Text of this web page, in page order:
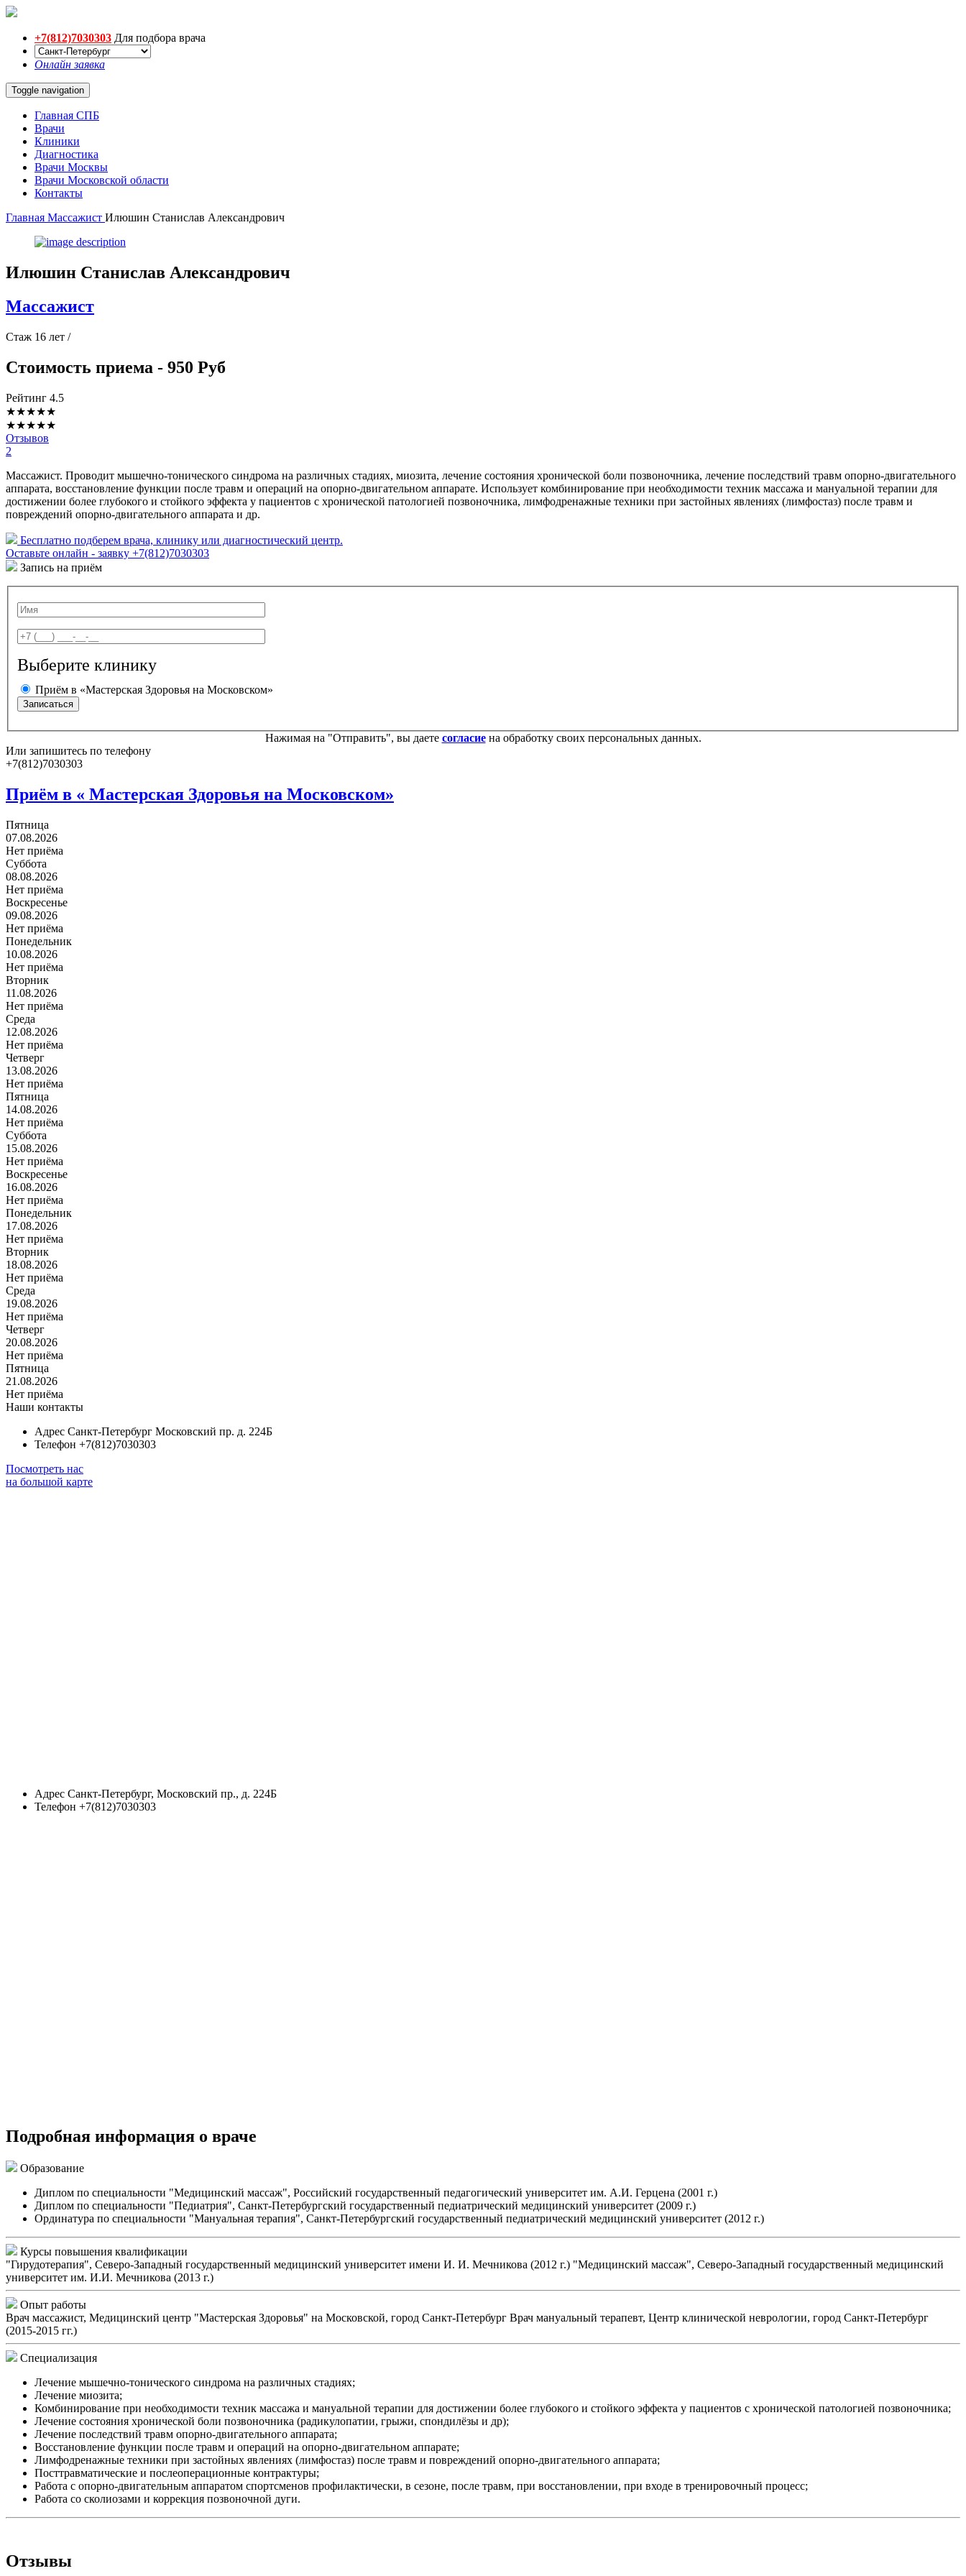
+7(812)7030303 Для подбора врача
Онлайн заявка
Toggle navigation
Главная СПБ
Врачи
Клиники
Диагностика
Врачи Москвы
Врачи Московской области
Контакты
Главная Массажист Илюшин Станислав Александрович
Илюшин Станислав Александрович
Массажист
Стаж 16 лет /
Стоимость приема - 950 Руб
Рейтинг 4.5
★★★★★
★★★★★
Отзывов
2
Массажист. Проводит мышечно-тонического синдрома на различных стадиях, миозита, лечение состояния хронической боли позвоночника, лечение последствий травм опорно-двигательного
аппарата, восстановление функции после травм и операций на опорно-двигательном аппарате. Использует комбинирование при необходимости техник массажа и мануальной терапии для
достижении более глубокого и стойкого эффекта у пациентов с хронической патологией позвоночника, лимфодренажные техники при застойных явлениях (лимфостаз) после травм и
повреждений опорно-двигательного аппарата и др.
Бесплатно подберем врача, клинику или диагностический центр.
Оставьте онлайн - заявку +7(812)7030303
Запись на приём
Выберите клинику
Приём в «Мастерская Здоровья на Московском»
Нажимая на "Отправить", вы даете согласиена обработку своих персональных данных.
Или запишитесь по телефону
+7(812)7030303
Приём в « Мастерская Здоровья на Московском»
Пятница
07.08.2026
Нет приёма
Суббота
08.08.2026
Нет приёма
Воскресенье
09.08.2026
Нет приёма
Понедельник
10.08.2026
Нет приёма
Вторник
11.08.2026
Нет приёма
Среда
12.08.2026
Нет приёма
Четверг
13.08.2026
Нет приёма
Пятница
14.08.2026
Нет приёма
Суббота
15.08.2026
Нет приёма
Воскресенье
16.08.2026
Нет приёма
Понедельник
17.08.2026
Нет приёма
Вторник
18.08.2026
Нет приёма
Среда
19.08.2026
Нет приёма
Четверг
20.08.2026
Нет приёма
Пятница
21.08.2026
Нет приёма
Наши контакты
Адрес Санкт-Петербург Московский пр. д. 224Б
Телефон +7(812)7030303
Посмотреть нас
на большой карте
Адрес Санкт-Петербург, Московский пр., д. 224Б
Телефон +7(812)7030303
Подробная информация о враче
Образование
Диплом по специальности "Медицинский массаж", Российский государственный педагогический университет им. А.И. Герцена (2001 г.)
Диплом по специальности "Педиатрия", Санкт-Петербургский государственный педиатрический медицинский университет (2009 г.)
Ординатура по специальности "Мануальная терапия", Санкт-Петербургский государственный педиатрический медицинский университет (2012 г.)
Курсы повышения квалификации
"Гирудотерапия", Северо-Западный государственный медицинский университет имени И. И. Мечникова (2012 г.) "Медицинский массаж", Северо-Западный государственный медицинский
университет им. И.И. Мечникова (2013 г.)
Опыт работы
Врач массажист, Медицинский центр "Мастерская Здоровья" на Московской, город Санкт-Петербург Врач мануальный терапевт, Центр клинической неврологии, город Санкт-Петербург
(2015-2015 гг.)
Специализация
Лечение мышечно-тонического синдрома на различных стадиях;
Лечение миозита;
Комбинирование при необходимости техник массажа и мануальной терапии для достижении более глубокого и стойкого эффекта у пациентов с хронической патологией позвоночника;
Лечение состояния хронической боли позвоночника (радикулопатии, грыжи, спондилёзы и др);
Лечение последствий травм опорно-двигательного аппарата;
Восстановление функции после травм и операций на опорно-двигательном аппарате;
Лимфодренажные техники при застойных явлениях (лимфостаз) после травм и повреждений опорно-двигательного аппарата;
Посттравматические и послеоперационные контрактуры;
Работа с опорно-двигательным аппаратом спортсменов профилактически, в сезоне, после травм, при восстановлении, при входе в тренировочный процесс;
Работа со сколиозами и коррекция позвоночной дуги.
Отзывы